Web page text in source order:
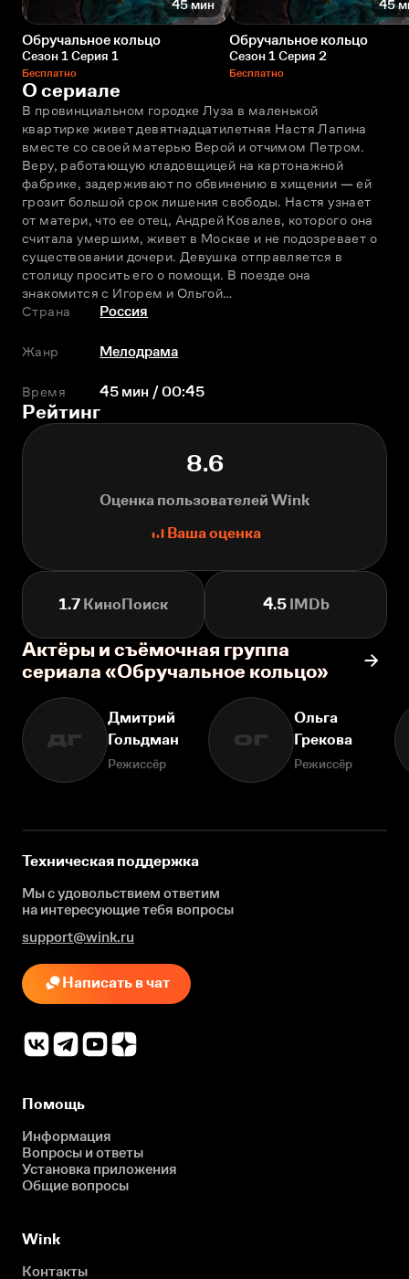
45 мин
Обручальное кольцо
Сезон 1 Серия 1
Бесплатно
45
Обручальное кольцо
Сезон 1 Серия 2
Бесплатно
О сериале
В провинциальном городке Луза в маленькой
квартирке живет девятнадцатилетняя Настя Лапина
вместе со своей матерью Верой и отчимом Петром.
Веру, работающую кладовщицей на картонажной
фабрике, задерживают по обвинению в хищении — ей
грозит большой срок лишения свободы. Настя узнает
от матери, что ее отец, Андрей Ковалев, которого она
считала умершим, живет в Москве и не подозревает о
существовании дочери. Девушка отправляется в
столицу просить его о помощи. В поезде она
знакомится с Игорем и Ольгой…
Страна
Россия
Жанр Мелодрама
Время 45 мин / 00:45
Рейтинг
8.6
Оценка пользователей Wink
Ваша оценка
1.7 КиноПоиск 4.5IMDb
Актёры и съёмочная группа
сериала «Обручальное кольцо»
ДГ
Дмитрий
Гольдман
Режиссёр
ОГ
Ольга
Грекова
Режиссёр
Техническая поддержка
Мы с удовольствием ответим
на интересующиетебя вопросы
support@wink.ru
Написать в чат
Помощь
Информация
Вопросы и ответы
Установка приложения
Общие вопросы
Wink
Контакты